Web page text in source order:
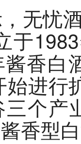
无忧
于
香白
始进行
个产
香型